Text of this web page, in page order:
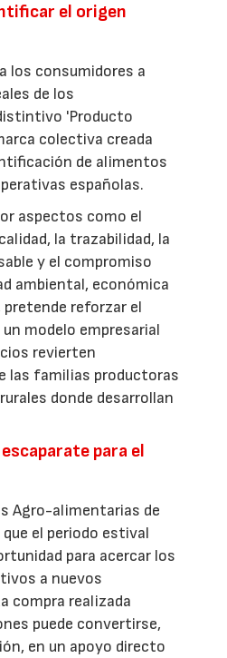
el origen
los consumidores a
de los
'Producto
colectiva creada
de alimentos
españolas.
aspectos como el
la trazabilidad, la
y el compromiso
ambiental, económica
reforzar el
modelo empresarial
revierten
las familias productoras
donde desarrollan
para el
Agro-alimentarias de
el periodo estival
para acercar los
a nuevos
compra realizada
puede convertirse,
en un apoyo directo